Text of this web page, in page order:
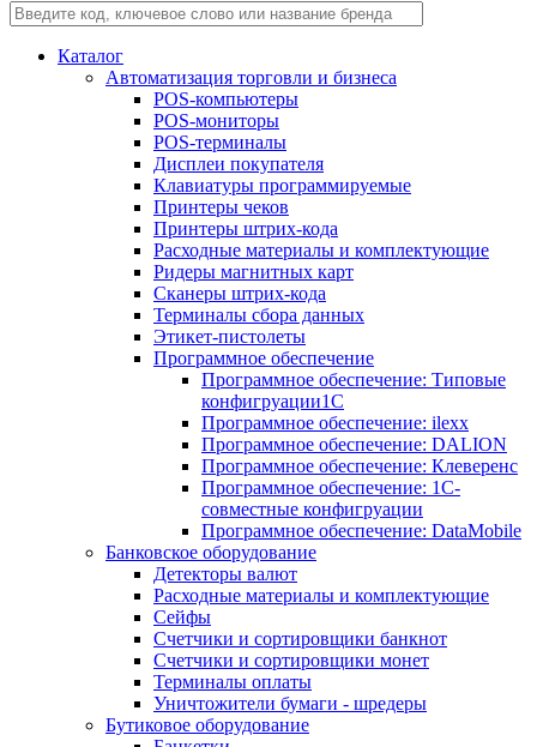
Каталог
Автоматизация торговли и бизнеса
POS-компьютеры
POS-мониторы
POS-терминалы
Дисплеи покупателя
Клавиатуры программируемые
Принтеры чеков
Принтеры штрих-кода
Расходные материалы и комплектующие
Ридеры магнитных карт
Сканеры штрих-кода
Терминалы сбора данных
Этикет-пистолеты
Программное обеспечение
Программное обеспечение: Типовые
конфигруации1С
Программное обеспечение: ilexx
Программное обеспечение: DALION
Программное обеспечение: Клеверенс
Программное обеспечение: 1С-
совместные конфигруации
Программное обеспечение: DataMobile
Банковское оборудование
Детекторы валют
Расходные материалы и комплектующие
Сейфы
Счетчики и сортировщики банкнот
Счетчики и сортировщики монет
Терминалы оплаты
Уничтожители бумаги - шредеры
Бутиковое оборудование